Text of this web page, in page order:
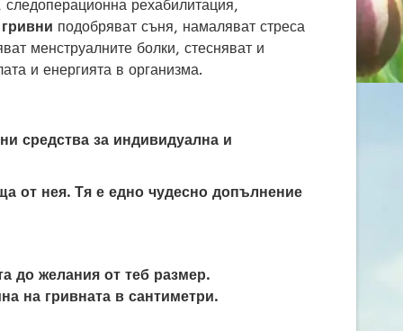
рехабилитация,
подобряват съня, намаляват стреса
менструалните болки, стесняват и
и енергията в организма.
средства за индивидуална и
от нея. Тя е едно чудесно допълнение
до желания от теб размер.
на гривната в сантиметри.